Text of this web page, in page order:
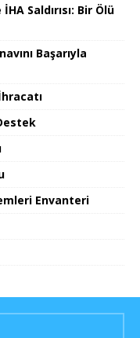
Saldırısı: Bir Ölü
Başarıyla
Envanteri